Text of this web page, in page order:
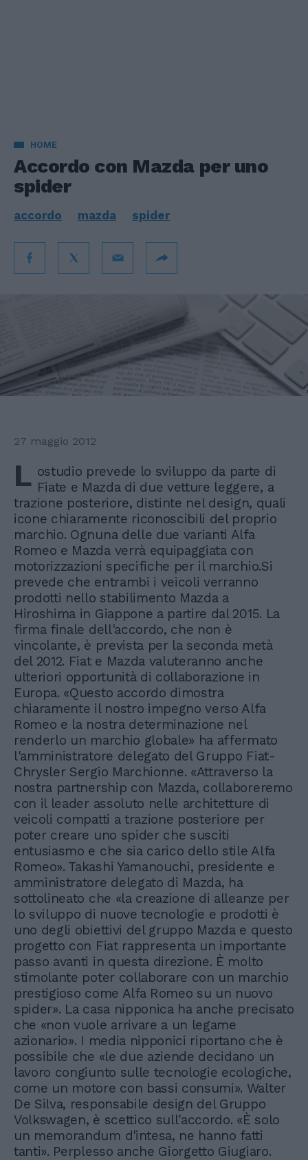
HOME
Accordo con Mazda per uno
spider
accordo mazda spider
27 maggio 2012
L ostudio prevede lo sviluppo da parte di
Fiate e Mazda di due vetture leggere, a
trazione posteriore, distinte nel design, quali
icone chiaramente riconoscibili del proprio
marchio. Ognuna delle due varianti Alfa
Romeo e Mazda verrà equipaggiata con
motorizzazioni specifiche per il marchio.Si
prevede che entrambi i veicoli verranno
prodotti nello stabilimento Mazda a
Hiroshima in Giappone a partire dal 2015. La
firma finale dell'accordo, che non è
vincolante, è prevista per la seconda metà
del 2012. Fiat e Mazda valuteranno anche
ulteriori opportunità di collaborazione in
Europa. «Questo accordo dimostra
chiaramente il nostro impegno verso Alfa
Romeo e la nostra determinazione nel
renderlo un marchio globale» ha affermato
l'amministratore delegato del Gruppo Fiat-
Chrysler Sergio Marchionne. «Attraverso la
nostra partnership con Mazda, collaboreremo
con il leader assoluto nelle architetture di
veicoli compatti a trazione posteriore per
poter creare uno spider che susciti
entusiasmo e che sia carico dello stile Alfa
Romeo». Takashi Yamanouchi, presidente e
amministratore delegato di Mazda, ha
sottolineato che «la creazione di alleanze per
lo sviluppo di nuove tecnologie e prodotti è
uno degli obiettivi del gruppo Mazda e questo
progetto con Fiat rappresenta un importante
passo avanti in questa direzione. È molto
stimolante poter collaborare con un marchio
prestigioso come Alfa Romeo su un nuovo
spider». La casa nipponica ha anche precisato
che «non vuole arrivare a un legame
azionario». I media nipponici riportano che è
possibile che «le due aziende decidano un
lavoro congiunto sulle tecnologie ecologiche,
come un motore con bassi consumi». Walter
De Silva, responsabile design del Gruppo
Volkswagen, è scettico sull'accordo. «È solo
un memorandum d'intesa, ne hanno fatti
tanti». Perplesso anche Giorgetto Giugiaro.